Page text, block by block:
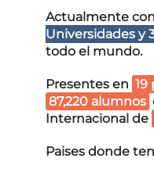
Actualmente
Universidades y
todo el mundo.
Presentes en 19
87,220 alumnos
Internacional de
Paises donde